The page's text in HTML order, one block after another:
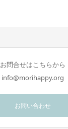
お問合せはこちらから
info@morihappy.org
お問い合わせ